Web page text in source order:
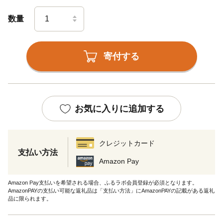
数量
寄付する
お気に入りに追加する
支払い方法
クレジットカード
Amazon Pay
Amazon Pay支払いを希望される場合、ふるラボ会員登録が必須となります。
AmazonPAYの支払い可能な返礼品は「支払い方法」にAmazonPAYの記載がある返礼
品に限られます。